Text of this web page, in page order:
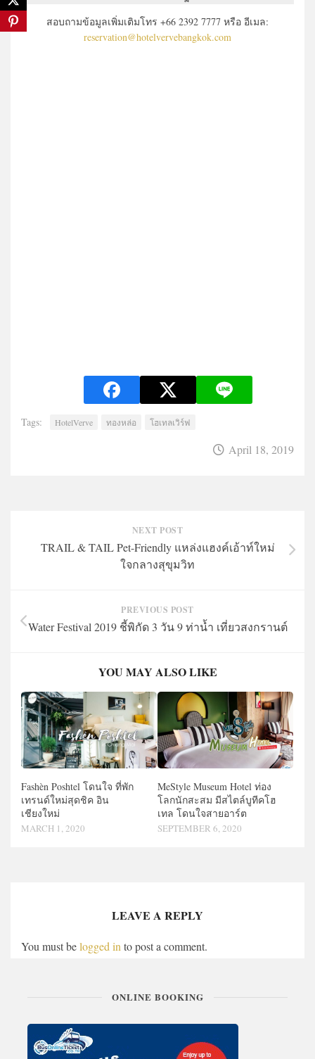
สอบถามข้อมูลเพิ่มเติมโทร +66 2392 7777 หรือ อีเมล:
reservation@hotelvervebangkok.com
Tags: HotelVerve ทองหล่อ โฮเทลเวิร์ฟ
April 18, 2019
NEXT POST
TRAIL & TAIL Pet-Friendly แหล่งแฮงค์เอ้าท์ใหม่
ใจกลางสุขุมวิท
PREVIOUS POST
Water Festival 2019 ชี้พิกัด 3 วัน 9 ท่าน้ำ เที่ยวสงกรานต์
YOU MAY ALSO LIKE
Fashèn Poshtel โดนใจ ที่พัก
เทรนด์ใหม่สุดชิค อิน
เชียงใหม่
MARCH 1, 2020
MeStyle Museum Hotel ท่อง
โลกนักสะสม มีสไตล์บูทีคโฮ
เทล โดนใจสายอาร์ต
SEPTEMBER 6, 2020
LEAVE A REPLY
You must belogged in to post a comment.
ONLINE BOOKING